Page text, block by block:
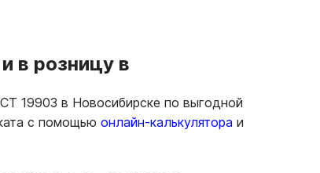
в розницу в
19903 в Новосибирске по выгодной
с помощью онлайн-калькулятора и